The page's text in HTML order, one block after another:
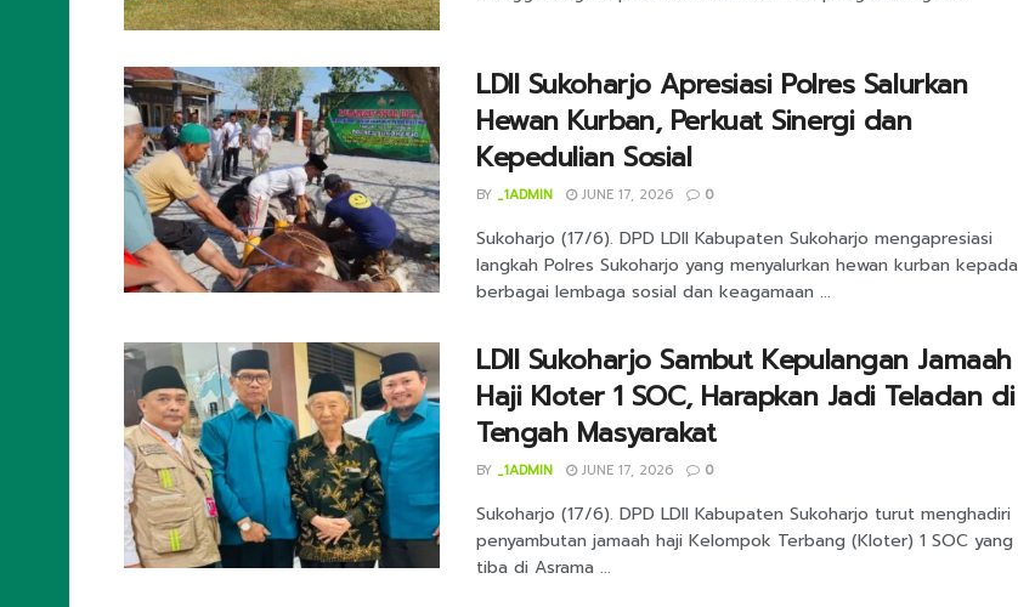
LDII Sukoharjo Apresiasi Polres Salurkan
Hewan Kurban, Perkuat Sinergi dan
Kepedulian Sosial
BY _1ADMIN JUNE 17, 2026 0
Sukoharjo (17/6). DPD LDII Kabupaten Sukoharjo mengapresiasi
langkah Polres Sukoharjo yang menyalurkan hewan kurban kepada
berbagai lembaga sosial dan keagamaan ...
LDII Sukoharjo Sambut Kepulangan Jamaah
Haji Kloter 1 SOC, Harapkan Jadi Teladan di
Tengah Masyarakat
BY _1ADMIN JUNE 17, 2026 0
Sukoharjo (17/6). DPD LDII Kabupaten Sukoharjo turut menghadiri
penyambutan jamaah haji Kelompok Terbang (Kloter) 1 SOC yang
tiba di Asrama ...